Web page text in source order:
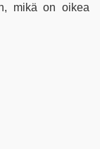
mikä on oikea